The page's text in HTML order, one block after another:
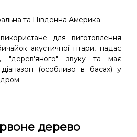
та Південна Америка
для виготовлення
акустичної гітари, надає
"дерев'яного" звуку та має
(особливо в басах) у
дерево